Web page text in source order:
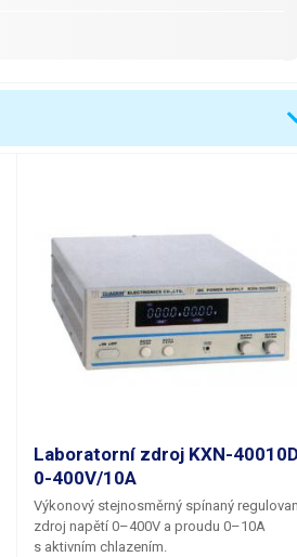
Laboratorní zdroj KXN-40010D
0-400V/10A
Výkonový stejnosměrný spínaný
zdroj napětí 0–400V a proudu 0–10A
s aktivním chlazením.